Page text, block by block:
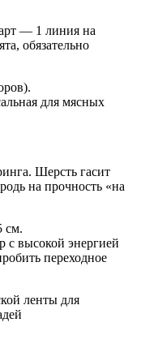
— 1 линия на
обязательно
для мясных
Шерсть гасит
на прочность «на
см.
с высокой энергией
переходное